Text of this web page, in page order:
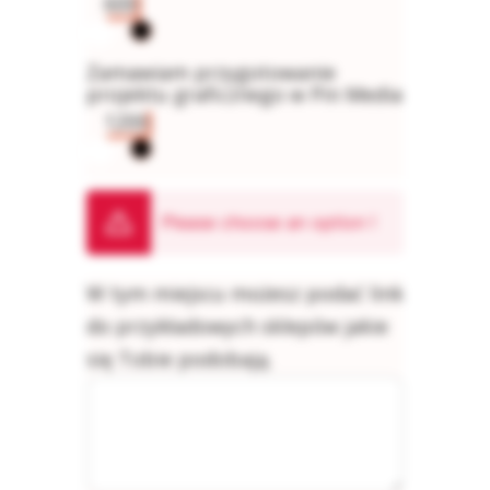
HOSTING
WORDPRESS
Zamawiam przygotowanie
projektu graficznego w Pin Media
1200
Please choose an option
W tym miejscu możesz podać link
do przykładowych sklepów jakie
się Tobie podobają.